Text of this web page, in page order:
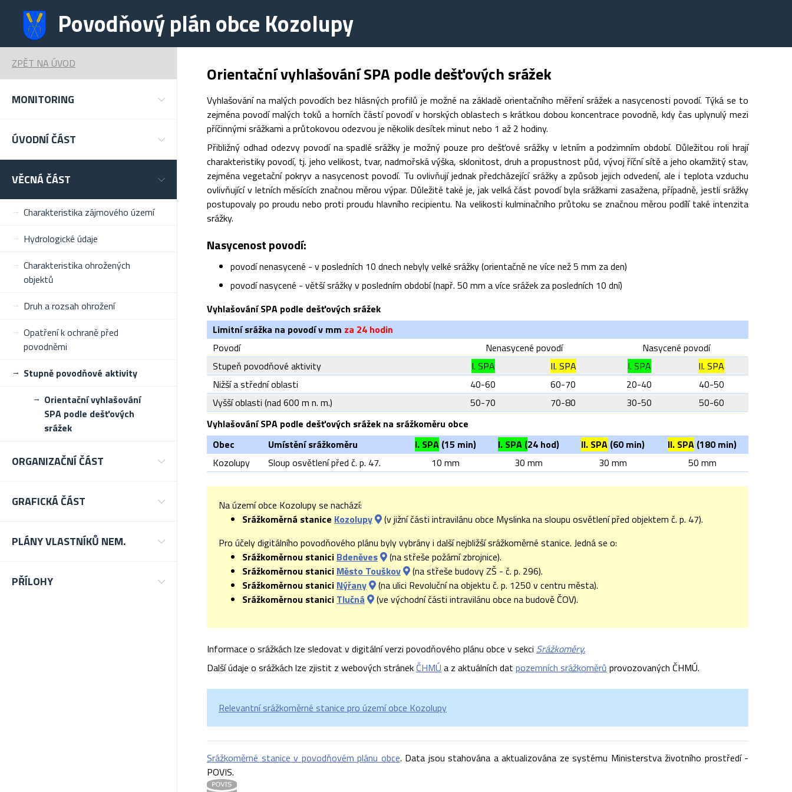
Povodňový plán obce Kozolupy
ZPĚT NA ÚVOD
MONITORING
ÚVODNÍ ČÁST
VĚCNÁ ČÁST
Charakteristika zájmového území
Hydrologické údaje
Charakteristika ohrožených
objektů
Druh a rozsah ohrožení
Opatření k ochraně před
povodněmi
Stupně povodňové aktivity
Orientační vyhlašování
SPA podle dešťových
srážek
ORGANIZAČNÍ ČÁST
GRAFICKÁ ČÁST
PLÁNY VLASTNÍKŮ NEM.
PŘÍLOHY
Orientační vyhlašování SPA podle dešťových srážek
Vyhlašování na malých povodích bez hlásných profilů je možné na základě orientačního měření srážek a nasycenosti povodí. Týká se to
zejména povodí malých toků a horních částí povodí v horských oblastech s krátkou dobou koncentrace povodně, kdy čas uplynulý mezi
příčinnými srážkami a průtokovou odezvou je několik desítek minut nebo 1 až 2 hodiny.
Přibližný odhad odezvy povodí na spadlé srážky je možný pouze pro dešťové srážky v letním a podzimním období. Důležitou roli hrají
charakteristiky povodí, tj. jeho velikost, tvar, nadmořská výška, sklonitost, druh a propustnost půd, vývoj říční sítě a jeho okamžitý stav,
zejména vegetační pokryv a nasycenost povodí. Tu ovlivňují jednak předcházející srážky a způsob jejich odvedení, ale i teplota vzduchu
ovlivňující v letních měsících značnou měrou výpar. Důležité také je, jak velká část povodí byla srážkami zasažena, případně, jestli srážky
postupovaly po proudu nebo proti proudu hlavního recipientu. Na velikosti kulminačního průtoku se značnou měrou podílí také intenzita
srážky.
Nasycenost povodí:
povodí nenasycené - v posledních 10 dnech nebyly velké srážky (orientačně ne více než 5 mm za den)
povodí nasycené - větší srážky v posledním období (např. 50 mm a více srážek za posledních 10 dní)
Vyhlašování SPA podle dešťových srážek
Limitní srážka na povodí v mm za 24 hodin
Povodí
Nenasycené povodí
Nasycené povodí
Stupeň povodňové aktivity
I. SPA II. SPA I. SPA
II. SPA
Nižší a střední oblasti
40-60 60-70 20-40
40-50
Vyšší oblasti (nad 600 m n. m.)
50-70 70-80 30-50
50-60
Vyhlašování SPA podle dešťových srážek na srážkoměru obce
Obec
Umístění srážkoměru I. SPA(15 min) I. SPA (24 hod) II. SPA (60 min) II. SPA (180 min)
Kozolupy
Sloup osvětlení před č. p. 47. 10 mm 30 mm 30 mm 50 mm
Na území obce Kozolupy se nachází:
Srážkoměrná stanice Kozolupy
(v jižní části intravilánu obce Myslinka na sloupu osvětlení před objektem č. p. 47).
Pro účely digitálního povodňového plánu byly vybrány i další nejbližší srážkoměrné stanice. Jedná se o:
Srážkoměrnou stanici Bdeněves
(na střeše požární zbrojnice).
Srážkoměrnou stanici Město Touškov
(na střeše budovy ZŠ - č. p. 296).
Srážkoměrnou stanici Nýřany
(na ulici Revoluční na objektu č. p. 1250 v centru města).
Srážkoměrnou stanici Tlučná (ve východní části intravilánu obce na budově ČOV).
Informace o srážkách lze sledovat v digitální verzi povodňového plánu obce v sekci Srážkoměry.
Další údaje o srážkách lze zjistit z webových stránek ČHMÚ a z aktuálních dat pozemních srážkoměrů provozovaných ČHMÚ.
Relevantní srážkoměrné stanice pro území obce Kozolupy
Srážkoměrné stanice v povodňovém plánu obce. Data jsou stahována a aktualizována ze systému Ministerstva životního prostředí -
POVIS.